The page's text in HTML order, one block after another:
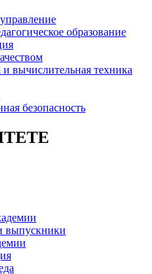
образование
вычислительная техника
безопасность
выпускники